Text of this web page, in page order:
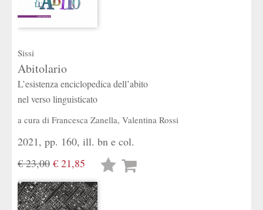
Sissi
Abitolario
L’esistenza enciclopedica dell’abito
nel verso linguisticato
a cura di Francesca Zanella, Valentina Rossi
2021, pp. 160, ill. bn e col.
€ 23,00 € 21,85
Lista